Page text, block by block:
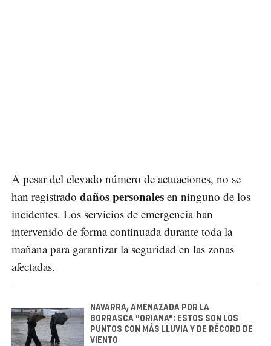
A pesar del elevado número de actuaciones, no se
han registrado daños personales en ninguno de los
incidentes. Los servicios de emergencia han
intervenido de forma continuada durante toda la
mañana para garantizar la seguridad en las zonas
afectadas.
NAVARRA, AMENAZADA POR LA
BORRASCA "ORIANA": ESTOS SON LOS
PUNTOS CON MÁS LLUVIA Y DE RÉCORD DE
VIENTO